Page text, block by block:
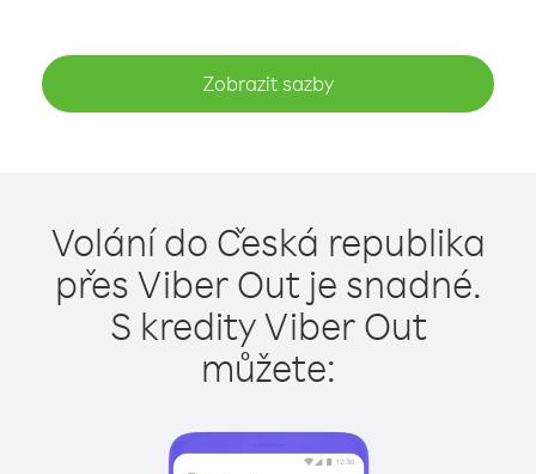
Zobrazit sazby
Volání do Česká republika
přes Viber Out je snadné.
S kredity Viber Out
můžete: